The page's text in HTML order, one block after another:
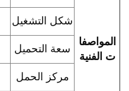
المواصفا
ت الفنية
شكل التشغيل
سعة التحميل
مركز الحمل